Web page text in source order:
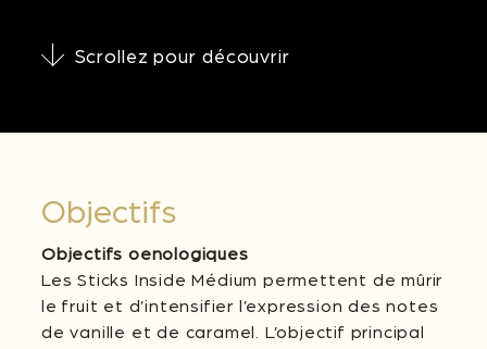
Scrollez pour découvrir
Objectifs
Objectifs oenologiques
Les Sticks Inside Médium permettent de mûrir
le fruit et d’intensifier l’expression des notes
de vanille et de caramel. L’objectif principal